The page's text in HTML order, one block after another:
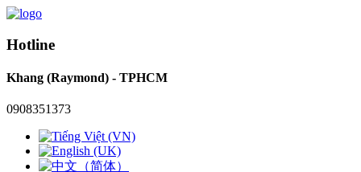
Hotline
Khang (Raymond) - TPHCM
0908351373